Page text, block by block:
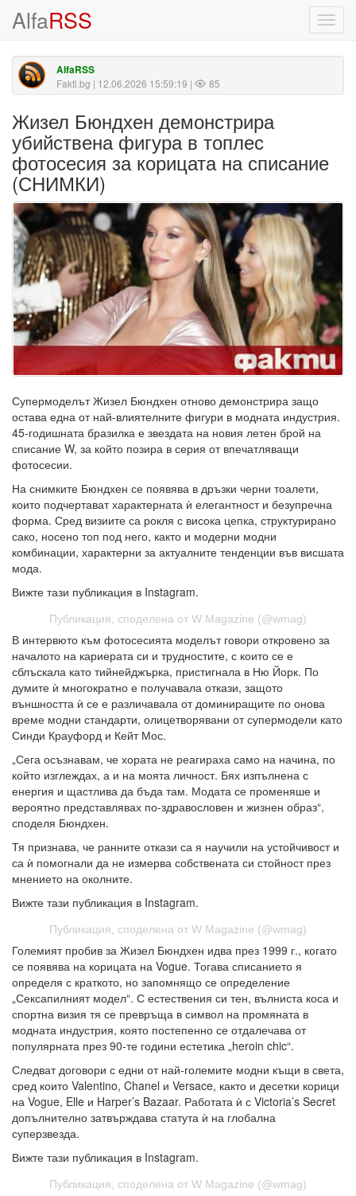
AlfaRSS
AlfaRSS
Fakti.bg | 12.06.2026 15:59:19 | 85
Жизел Бюндхен демонстрира
убийствена фигура в топлес
фотосесия за корицата на списание
(СНИМКИ)
Супермоделът Жизел Бюндхен отново демонстрира защо
остава една от най-влиятелните фигури в модната индустрия.
45-годишната бразилка е звездата на новия летен брой на
списание W, за който позира в серия от впечатляващи
фотосесии.
На снимките Бюндхен се появява в дръзки черни тоалети,
които подчертават характерната ѝ елегантност и безупречна
форма. Сред визиите са рокля с висока цепка, структурирано
сако, носено топ под него, както и модерни модни
комбинации, характерни за актуалните тенденции във висшата
мода.
Вижте тази публикация в Instagram.
Публикация, споделена от W Magazine (@wmag)
В интервюто към фотосесията моделът говори откровено за
началото на кариерата си и трудностите, с които се е
сблъскала като тийнейджърка, пристигнала в Ню Йорк. По
думите ѝ многократно е получавала откази, защото
външността ѝ се е различавала от доминиращите по онова
време модни стандарти, олицетворявани от супермодели като
Синди Крауфорд и Кейт Мос.
„Сега осъзнавам, че хората не реагираха само на начина, по
който изглеждах, а и на моята личност. Бях изпълнена с
енергия и щастлива да бъда там. Модата се променяше и
вероятно представлявах по-здравословен и жизнен образ“,
споделя Бюндхен.
Тя признава, че ранните откази са я научили на устойчивост и
са ѝ помогнали да не измерва собствената си стойност през
мнението на околните.
Вижте тази публикация в Instagram.
Публикация, споделена от W Magazine (@wmag)
Големият пробив за Жизел Бюндхен идва през 1999 г., когато
се появява на корицата на Vogue. Тогава списанието я
определя с краткото, но запомнящо се определение
„Сексапилният модел“. С естествения си тен, вълниста коса и
спортна визия тя се превръща в символ на промяната в
модната индустрия, която постепенно се отдалечава от
популярната през 90-те години естетика „heroin chic“.
Следват договори с едни от най-големите модни къщи в света,
сред които Valentino, Chanel и Versace, както и десетки корици
на Vogue, Elle и Harper’s Bazaar. Работата ѝ с Victoria’s Secret
допълнително затвърждава статута ѝ на глобална
суперзвезда.
Вижте тази публикация в Instagram.
Публикация, споделена от W Magazine (@wmag)